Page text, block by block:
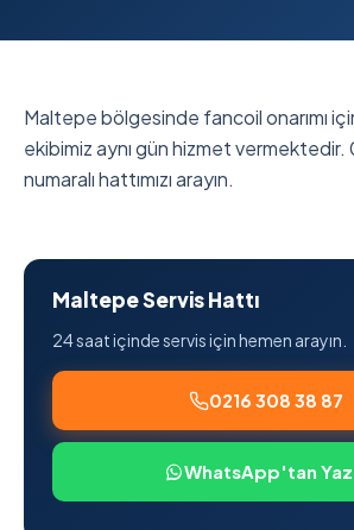
Maltepe bölgesinde fancoil onarımı
ekibimiz aynı gün hizmet vermektedir.
numaralı hattımızı arayın.
Maltepe Servis Hattı
24 saat içinde servis için hemen arayın.
0216 308 38 87
WhatsApp'tan